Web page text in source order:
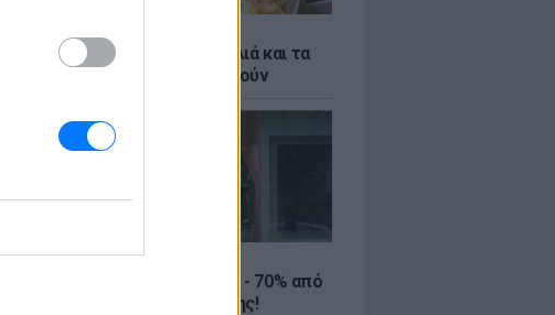
Ελληνικό γιαούρτι: Μία κουταλιά και τα
scrambled eggs θα απογειωθούν
ΚΕΡΔΙΣΤΕ
Καλοκαιρινές εκπτώσεις έως - 70% από
τα μεγαλύτερα eshops ένδυσης!